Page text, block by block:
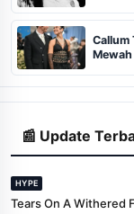
Callum
📰 Update
HYPE
Tears On A Withered